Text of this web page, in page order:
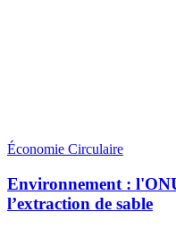
Économie Circulaire
Environnement :
l’extraction de sable